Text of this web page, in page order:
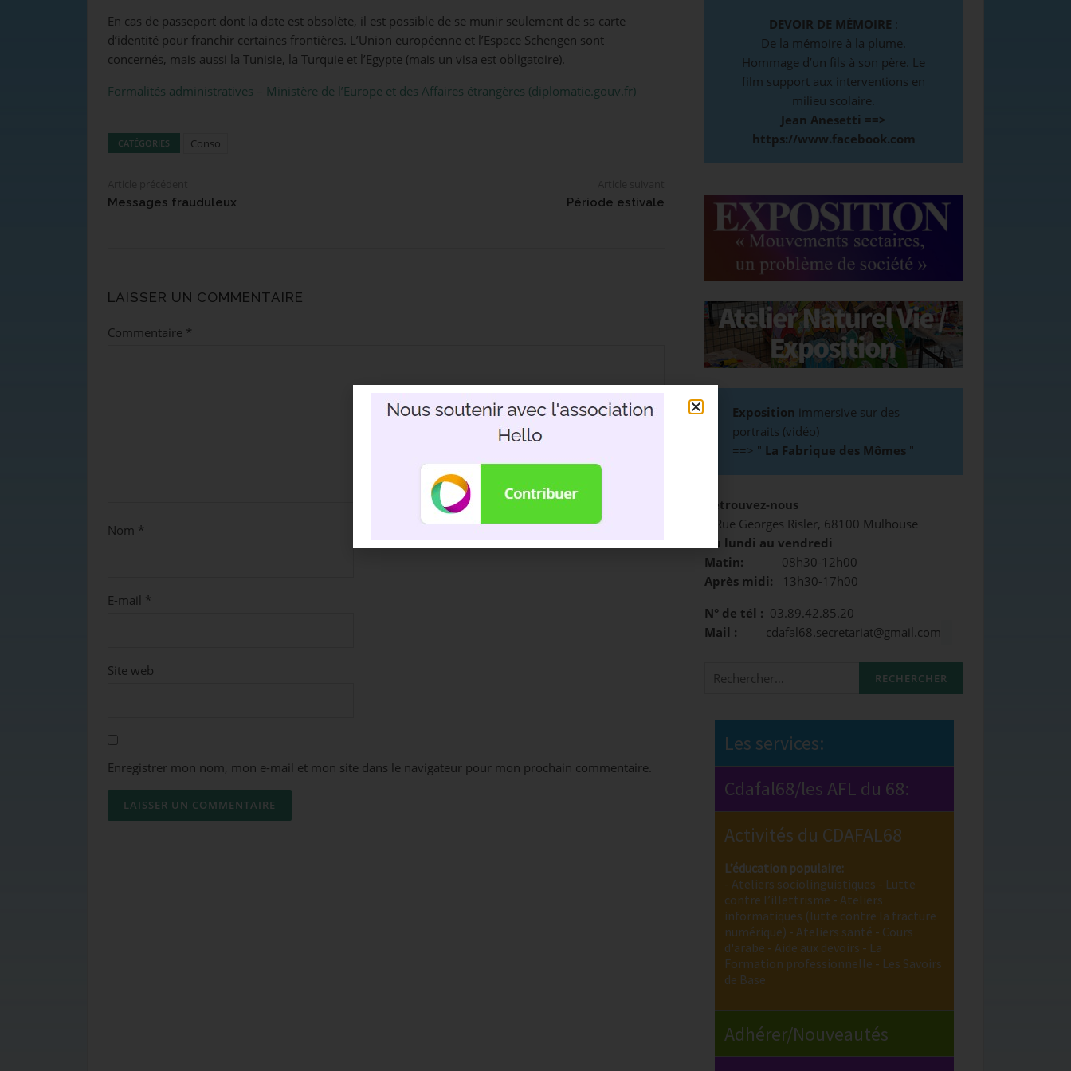
En cas de passeport dont la date est obsolète, il est possible de se munir seulement de sa carte
d’identité pour franchir certaines frontières. L’Union européenne et l’Espace Schengen sont
concernés, mais aussi la Tunisie, la Turquie et l’Egypte (mais un visa est obligatoire).
Formalités administratives – Ministère de l’Europe et des Affaires étrangères (diplomatie.gouv.fr)
CATÉGORIES Conso
Messages frauduleux
Période estivale
LAISSER UN COMMENTAIRE
Commentaire *
Nom *
E-mail *
Site web
Enregistrer mon nom, mon e-mail et mon site dans le navigateur pour mon prochain commentaire.
DEVOIR DE MÉMOIRE :
De la mémoire à la plume.
Hommage d’un fils à son père. Le
film support aux interventions en
milieu scolaire.
Jean Anesetti ==>
https://www.facebook.com
Exposition immersive sur des
portraits (vidéo)
==> " La Fabrique des Mômes "
Retrouvez-nous
3 Rue Georges Risler, 68100 Mulhouse
Du lundi au vendredi
Matin: 08h30-12h00
Après midi: 13h30-17h00
N° de tél : 03.89.42.85.20
Mail : cdafal68.secretariat@gmail.com